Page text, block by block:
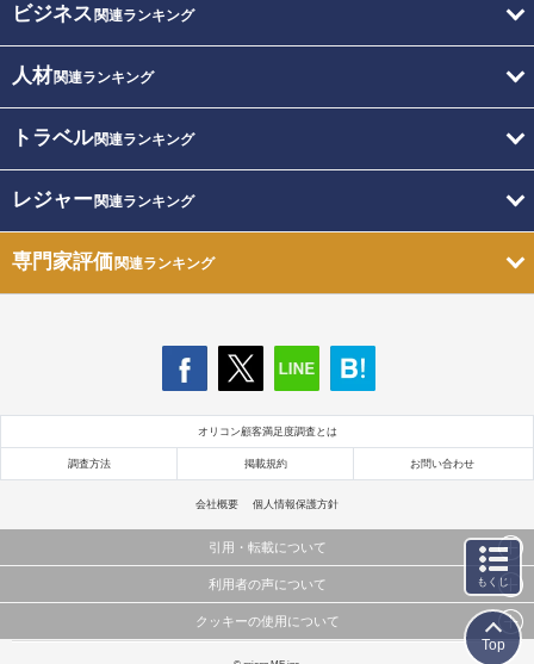
ビジネス 関連ランキング
人材関連ランキング
トラベル関連ランキング
レジャー関連ランキング
専門家評価関連ランキング
オリコン顧客満足度調査とは
調査方法 掲載規約 お問い合わせ
会社概要 個人情報保護方針
引用・転載について
当サイトで公開されている情報（文字、写真、イラスト、画像データ等）及びこれらの配置・
これらの情報を権利者の許可なく無断転載・複製などの二次利用を行うことは固く禁じており
利用者の声について
当サイトに掲載している内容はすべてサービスの利用者が提出された見解・感想です。
クッキーの使用について
もくじ
Top